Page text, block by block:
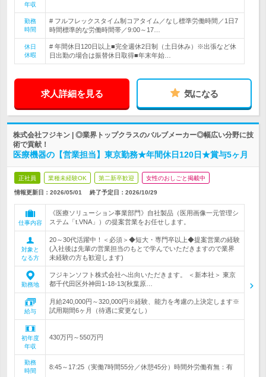
年収
勤務
時間
# フルフレックスタイム制コアタイム／なし標準労働時間／1日7
時間標準的な労働時間帯／9:00～17…
休日
休暇
# 年間休日120日以上■完全週休2日制（土日休み）※出張など休
日出勤の場合は振替休日取得■年末年始…
求人詳細を見る 気になる
株式会社フジキン | ◎業界トップクラスのバルブメーカー◎幅広い分野に技
術で貢献！
医療機器の【営業担当】東京勤務★年間休日120日★賞与5ヶ月
正社員 業種未経験OK 第二新卒歓迎 女性のおしごと掲載中
情報更新日：2026/05/01 終了予定日： 2026/10/29
仕事内容
《医療ソリューション事業部門》自社製品（医用画像一元管理シ
ステム「t.VNA」）の提案営業をお任せします。
対象と
なる方
20～30代活躍中！＜必須＞◆短大・専門卒以上◆提案営業の経験
(入社後は先輩の営業担当のもとで学んでいただきますので業界
未経験の方も歓迎します)
勤務地
フジキンソフト株式会社へ出向いただきます。 ＜新本社＞ 東京
都千代田区外神田1-18-13(秋葉原…
給与
月給240,000円～320,000円※経験、能力を考慮の上決定します※
試用期間6ヶ月（待遇に変更なし）
初年度
年収
430万円～550万円
勤務
時間
8:45～17:25（実働7時間55分／休憩45分）時間外労働有無：有